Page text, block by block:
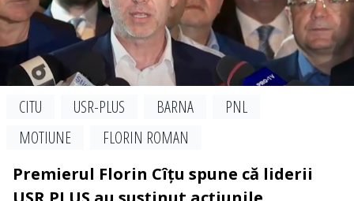
CITU USR-PLUS BARNA
PNL
MOTIUNE
FLORIN ROMAN
Premierul Florin Cîțu spune că liderii